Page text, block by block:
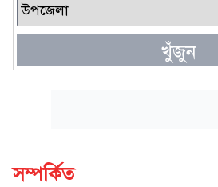
খুঁজুন
সম্পর্কিত